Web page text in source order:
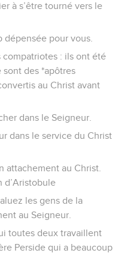
à s’être tourné vers le
dépensée pour vous.
compatriotes : ils ont été
des *apôtres
au Christ avant
dans le Seigneur.
dans le service du Christ
attachement au Christ.
d’Aristobule
les gens de la
au Seigneur.
toutes deux travaillent
Perside qui a beaucoup